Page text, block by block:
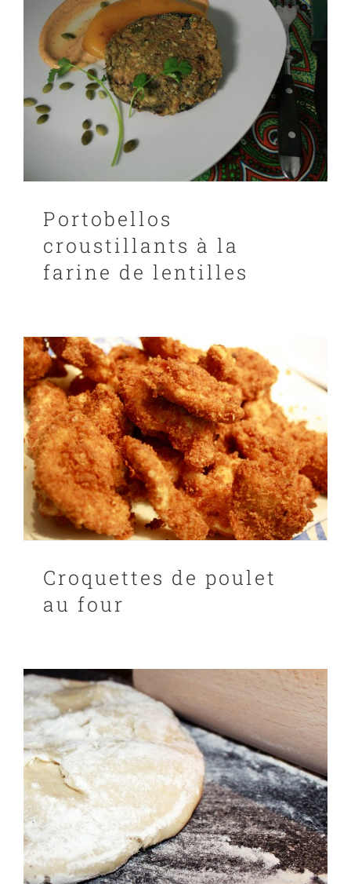
PANIER
EN
Portobellos
croustillants à la
farine de lentilles
Croquettes de poulet
au four